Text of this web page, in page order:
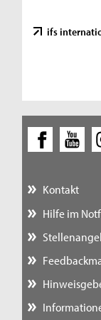
ifs
Kontakt
Hilfe im